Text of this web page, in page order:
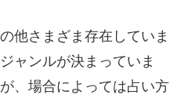
他さまざま存在していま
ャンルが決まっていま
、場合によっては占い方